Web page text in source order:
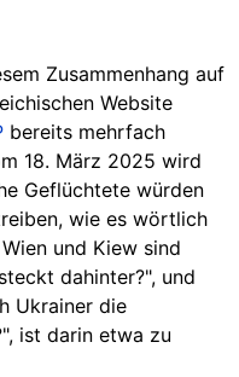
Zusammenhang auf
Website
bereits mehrfach
18. März 2025 wird
Geflüchtete würden
wie es wörtlich
und Kiew sind
dahinter?", und
Ukrainer die
ist darin etwa zu